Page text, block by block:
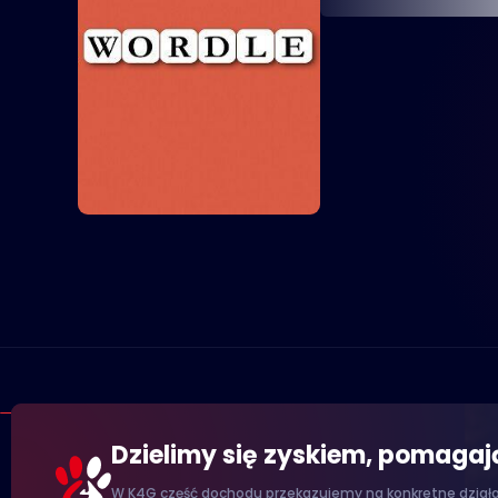
Dzielimy się zyskiem,
W K4G część dochodu przekazujemy na konkretne